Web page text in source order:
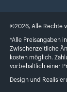
©2026, Alle Rechte
*Alle Preisangaben
Zwischenzeitliche
kosten möglich.
vorbehaltlich einer
Design und